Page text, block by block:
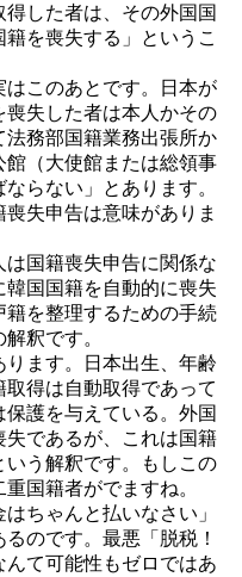
した者は、その外国国
を喪失する」というこ
このあとです。日本が
失した者は本人かその
務部国籍業務出張所か
（大使館または総領事
らない」とあります。
失申告は意味がありま
国籍喪失申告に関係な
韓国国籍を自動的に喪失
を整理するための手続
釈です。
ます。日本出生、年齢
得は自動取得であって
護を与えている。外国
であるが、これは国籍
う解釈です。もしこの
国籍者がでますね。
ちゃんと払いなさい」
のです。最悪「脱税！
て可能性もゼロではあ